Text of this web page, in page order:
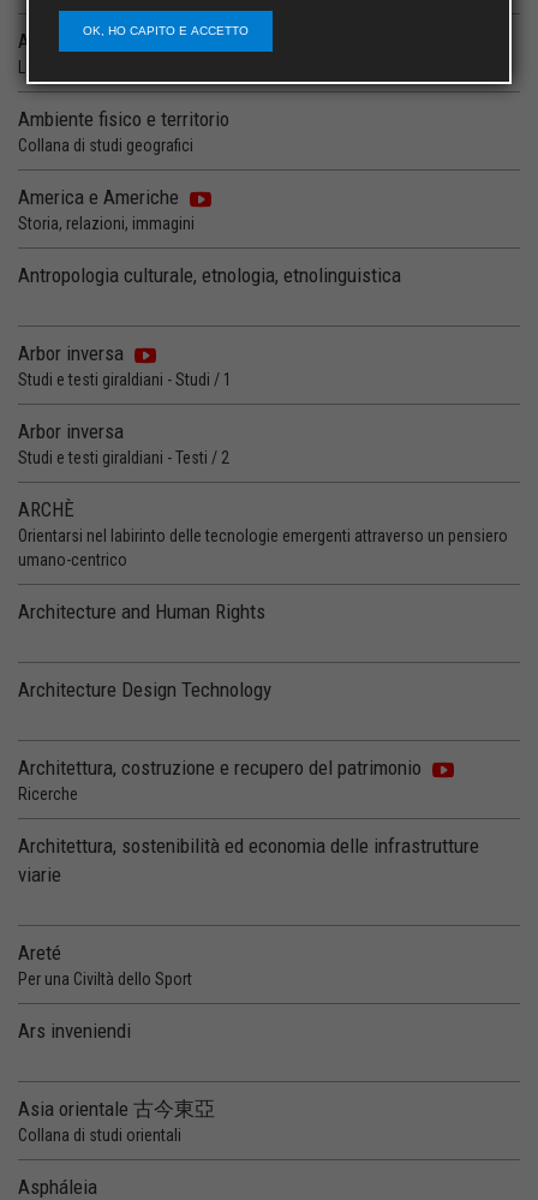
Alterità e complessità
Ambiente fisico e territorio
Collana di studi geografici
America e Americhe
Storia, relazioni, immagini
Antropologia culturale, etnologia, etnolinguistica
Arbor inversa
Studi e testi giraldiani - Studi / 1
Arbor inversa
Studi e testi giraldiani - Testi / 2
ARCHÈ
Orientarsi nel labirinto delle tecnologie emergenti attraverso un pensiero
umano-centrico
Architecture and Human Rights
Architecture Design Technology
Architettura, costruzione e recupero del patrimonio
Ricerche
Architettura, sostenibilità ed economia delle infrastrutture
viarie
Areté
Per una Civiltà dello Sport
Ars inveniendi
Asia orientale 古今東亞
Collana di studi orientali
Aspháleia
OK, HO CAPITO E ACCETTO